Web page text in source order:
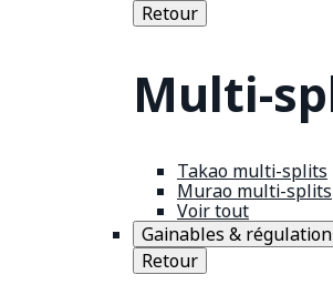
Retour
Multi-
Takao multi-splits
Murao multi-splits
Voir tout
Gainables &
Retour